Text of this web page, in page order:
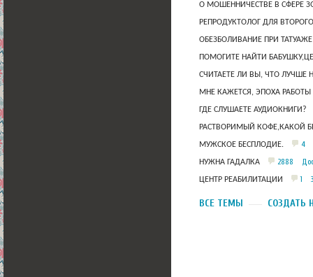
О МОШЕННИЧЕСТВЕ В СФЕРЕ
РЕПРОДУКТОЛОГ ДЛЯ
ОБЕЗБОЛИВАНИЕ ПРИ
ПОМОГИТЕ НАЙТИ
СЧИТАЕТЕ ЛИ ВЫ, ЧТО ЛУЧШЕ
МНЕ КАЖЕТСЯ, ЭПОХА
ГДЕ СЛУШАЕТЕ АУДИОКНИГИ?
РАСТВОРИМЫЙ КОФЕ,КАКОЙ
МУЖСКОЕ БЕСПЛОДИЕ. 4
НУЖНА ГАДАЛКА 2888
ЦЕНТР РЕАБИЛИТАЦИИ 1
ВСЕ ТЕМЫ СОЗДАТЬ